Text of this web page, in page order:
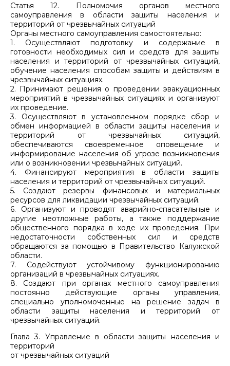
Статья 12. Полномочия органов местного
самоуправления в области защиты населения и
территорий от чрезвычайных ситуаций
Органы местного самоуправления самостоятельно:
1. Осуществляют подготовку и содержание в
готовности необходимых сил и средств для защиты
населения и территорий от чрезвычайных ситуаций,
обучение населения способам защиты и действиям в
чрезвычайных ситуациях.
2. Принимают решения о проведении эвакуационных
мероприятий в чрезвычайных ситуациях и организуют
их проведение.
3. Осуществляют в установленном порядке сбор и
обмен информацией в области защиты населения и
территорий от чрезвычайных ситуаций,
обеспечиваются своевременное оповещение и
информирование населения об угрозе возникновения
или о возникновении чрезвычайных ситуаций.
4. Финансируют мероприятия в области защиты
населения и территорий от чрезвычайных ситуаций.
5. Создают резервы финансовых и материальных
ресурсов для ликвидации чрезвычайных ситуаций.
6. Организуют и проводят аварийно-спасательные и
другие неотложные работы, а также поддержание
общественного порядка в ходе их проведения. При
недостаточности собственных сил и средств
обращаются за помощью в Правительство Калужской
области.
7. Содействуют устойчивому функционированию
организаций в чрезвычайных ситуациях.
8. Создают при органах местного самоуправления
постоянно действующие органы управления,
специально уполномоченные на решение задач в
области защиты населения и территорий от
чрезвычайных ситуаций.
Глава 3. Управление в области защиты населения и
территорий
от чрезвычайных ситуаций